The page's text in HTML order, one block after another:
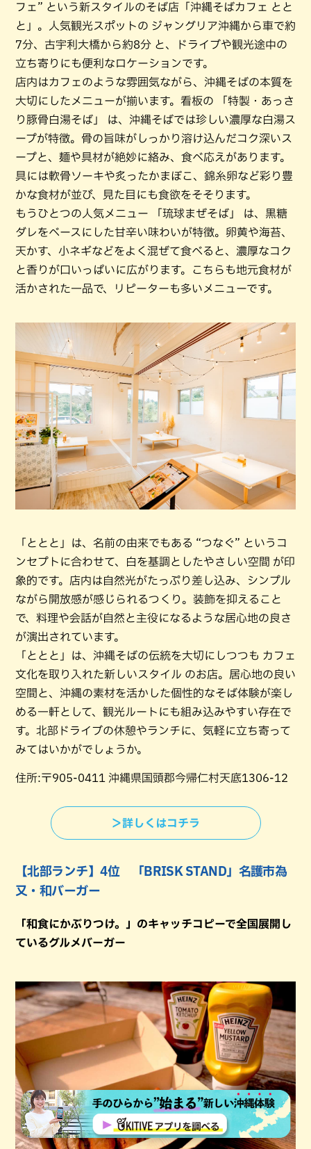
フェ” という新スタイルのそば店「沖縄そばカフェ とと
と」。人気観光スポットの ジャングリア沖縄から車で約
7分、古宇利大橋から約8分 と、ドライブや観光途中の
立ち寄りにも便利なロケーションです。
店内はカフェのような雰囲気ながら、沖縄そばの本質を
大切にしたメニューが揃います。看板の 「特製・あっさ
り豚骨白湯そば」 は、沖縄そばでは珍しい濃厚な白湯ス
ープが特徴。骨の旨味がしっかり溶け込んだコク深いス
ープと、麺や具材が絶妙に絡み、食べ応えがあります。
具には軟骨ソーキや炙ったかまぼこ、錦糸卵など彩り豊
かな食材が並び、見た目にも食欲をそそります。
もうひとつの人気メニュー 「琉球まぜそば」 は、黒糖
ダレをベースにした甘辛い味わいが特徴。卵黄や海苔、
天かす、小ネギなどをよく混ぜて食べると、濃厚なコク
と香りが口いっぱいに広がります。こちらも地元食材が
活かされた一品で、リピーターも多いメニューです。
「ととと」は、名前の由来でもある “つなぐ” というコ
ンセプトに合わせて、白を基調としたやさしい空間 が印
象的です。店内は自然光がたっぷり差し込み、シンプル
ながら開放感が感じられるつくり。装飾を抑えること
で、料理や会話が自然と主役になるような居心地の良さ
が演出されています。
「ととと」は、沖縄そばの伝統を大切にしつつも カフェ
文化を取り入れた新しいスタイル のお店。居心地の良い
空間と、沖縄の素材を活かした個性的なそば体験が楽し
める一軒として、観光ルートにも組み込みやすい存在で
す。北部ドライブの休憩やランチに、気軽に立ち寄って
みてはいかがでしょうか。
住所:〒905-0411 沖縄県国頭郡今帰仁村天底1306-12
＞詳しくはコチラ
【北部ランチ】4位 「BRISK STAND」名護市為
又・和バーガー
「和食にかぶりつけ。」のキャッチコピーで全国展開し
ているグルメバーガー